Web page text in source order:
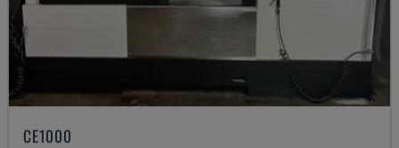
CE1000